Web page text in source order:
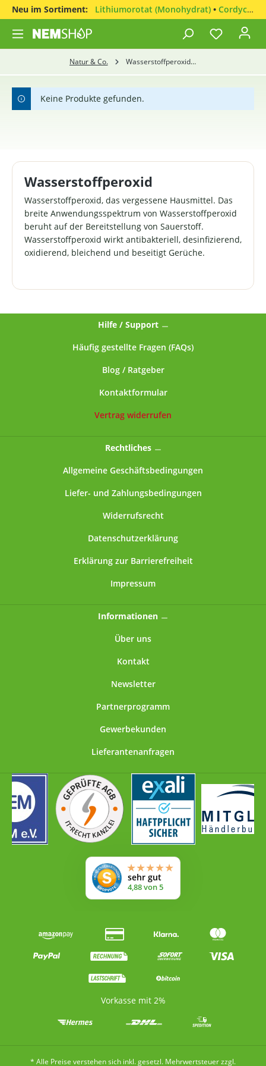
Neu im Sortiment: Lithiumorotat (Monohydrat) • Cordyceps sinensis
Natur & Co. Wasserstoffperoxid (H2O2)
Keine Produkte gefunden.
Wasserstoffperoxid
Wasserstoffperoxid, das vergessene Hausmittel. Das
breite Anwendungsspektrum von Wasserstoffperoxid
beruht auf der Bereitstellung von Sauerstoff.
Wasserstoffperoxid wirkt antibakteriell, desinfizierend,
oxidierend, bleichend und beseitigt Gerüche.
Hilfe / Support
Häufig gestellte Fragen (FAQs)
Blog / Ratgeber
Kontaktformular
Vertrag widerrufen
Rechtliches
Allgemeine Geschäftsbedingungen
Liefer- und Zahlungsbedingungen
Widerrufsrecht
Datenschutzerklärung
Erklärung zur Barrierefreiheit
Impressum
Informationen
Über uns
Kontakt
Newsletter
Partnerprogramm
Gewerbekunden
Lieferantenanfragen
Vorkasse mit 2%
* Alle Preise verstehen sich inkl. gesetzl. Mehrwertsteuer zzgl.